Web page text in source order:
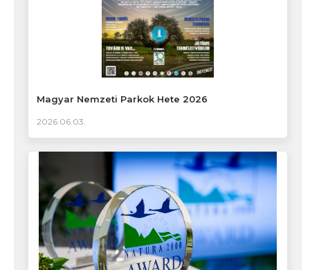
Magyar Nemzeti Parkok Hete 2026
2026.06.03.